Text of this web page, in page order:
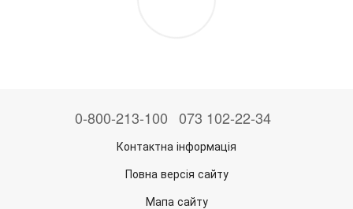
0-800-213-100 073 102-22-34
Контактна інформація
Повна версія сайту
Мапа сайту